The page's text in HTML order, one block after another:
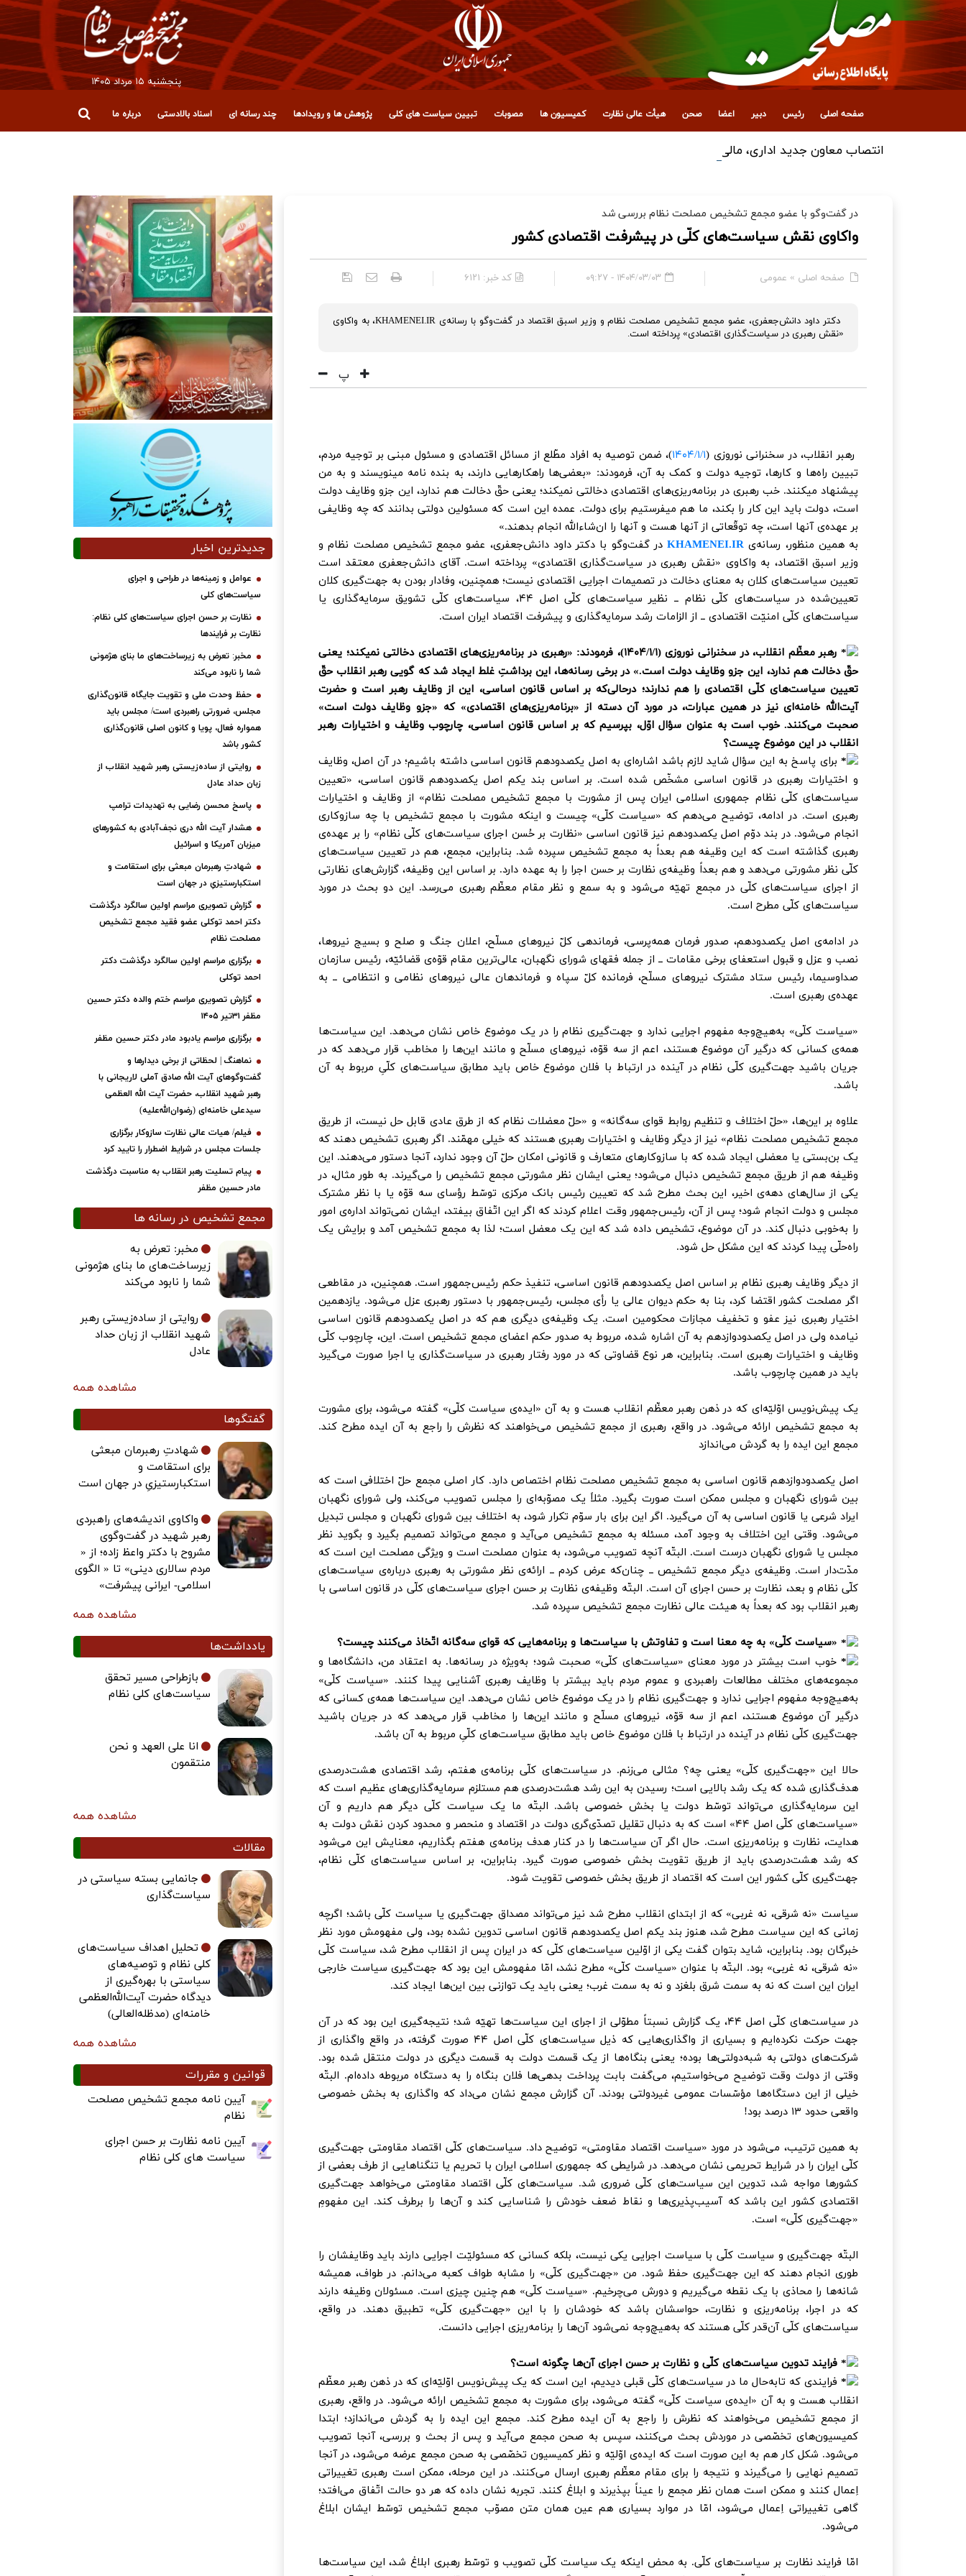
پنجشنبه ۱۵ مرداد ۱۴۰۵
صفحه اصلی رئیس دبیر اعضا صحن هیأت عالی نظارت کمیسیون ها مصوبات تبیین سیاست های کلی پژوهش ها و رویدادها چند رسانه ای اسناد بالادستی درباره ما
انتصاب معاون جدید اداری، مالی و پشتیبانی مجمع تشخیص مصلحت نظام
در گفت‌وگو با عضو مجمع تشخیص مصلحت نظام بررسی شد
واکاوی نقش سیاست‌های کلّی در پیشرفت اقتصادی کشور
صفحه اصلی » عمومی ۱۴۰۴/۰۳/۰۳ - ۰۹:۲۷ کد خبر: ۶۱۲۱
دکتر داود دانش‌جعفری، عضو مجمع تشخیص مصلحت نظام و وزیر اسبق اقتصاد در گفت‌وگو با رسانه‌ی KHAMENEI.IR، به واکاوی
«نقش رهبری در سیاست‌گذاری اقتصادی» پرداخته است.
پ
رهبر انقلاب، در سخنرانی نوروزی ( ۱۴۰۴/۱/۱
)، ضمن توصیه به افراد مطّلع از مسائل اقتصادی و مسئول مبنی بر توجیه مردم،
تبیین راه‌ها و کارها، توجیه دولت و کمک به آن، فرمودند: «بعضی‌ها راهکارهایی دارند، به بنده نامه مینویسند و به من
پیشنهاد میکنند. خب رهبری در برنامه‌ریزی‌های اقتصادی دخالتی نمیکند؛ یعنی حقّ دخالت هم ندارد، این جزو وظایف دولت
است، دولت باید این کار را بکند، ما هم میفرستیم برای دولت. عمده این است که مسئولین دولتی بدانند که چه وظایفی
بر عهده‌ی آنها است، چه توقّعاتی از آنها هست و آنها را ان‌شاءالله انجام بدهند.»
به همین منظور، رسانه‌ی KHAMENEI.IRدر گفت‌وگو با دکتر داود دانش‌جعفری، عضو مجمع تشخیص مصلحت نظام و
وزیر اسبق اقتصاد، به واکاوی «نقش رهبری در سیاست‌گذاری اقتصادی» پرداخته است. آقای دانش‌جعفری معتقد است
تعیین سیاست‌های کلان به معنای دخالت در تصمیمات اجرایی اقتصادی نیست؛ همچنین، وفادار بودن به جهت‌گیری کلان
تعیین‌شده در سیاست‌های کلّی نظام ــ نظیر سیاست‌های کلّی اصل ۴۴، سیاست‌های کلّی تشویق سرمایه‌گذاری یا
سیاست‌های کلّی امنیّت اقتصادی ــ از الزامات رشد سرمایه‌گذاری و پیشرفت اقتصاد ایران است.
رهبر معظّم انقلاب، در سخنرانی نوروزی ( ۱۴۰۴/۱/۱)، فرمودند: «رهبری در برنامه‌ریزی‌های اقتصادی دخالتی نمیکند؛ یعنی
حقّ دخالت هم ندارد، این جزو وظایف دولت است.» در برخی رسانه‌ها، این برداشتِ غلط ایجاد شد که گویی رهبر انقلاب حقّ
تعیین سیاست‌های کلّی اقتصادی را هم ندارند؛ در‌حالی‌که بر اساس قانون اساسی، این از وظایف رهبر است و حضرت
آیت‌الله خامنه‌ای نیز در همین عبارات، در مورد آن دسته از «برنامه‌ریزی‌های اقتصادی» که «جزو وظایف دولت است»
صحبت می‌کنند. خوب است به عنوان سؤال اوّل، بپرسیم که بر اساس قانون اساسی، چارچوب وظایف و اختیارات رهبر
انقلاب در این موضوع چیست؟
برای پاسخ به این سؤال شاید لازم باشد اشاره‌ای به اصل یکصدودهم قانون اساسی داشته باشیم؛ در آن اصل، وظایف
و اختیارات رهبری در قانون اساسی مشخّص شده است. بر اساس بند یکم اصل یکصدودهم قانون اساسی، «تعیین
سیاست‌های کلّی نظام جمهوری اسلامی ایران پس از مشورت با مجمع تشخیص مصلحت نظام» از وظایف و اختیارات
رهبری است. در ادامه، توضیح می‌دهم که «سیاست کلّی» چیست و اینکه مشورت با مجمع تشخیص با چه سازو‌کاری
انجام می‌شود. در بند دوّم اصل یکصدودهم نیز قانون اساسی «نظارت بر حُسن اجرای سیاست‌های کلّی نظام» را بر عهده‌ی
رهبری گذاشته است که این وظیفه هم بعداً به مجمع تشخیص سپرده شد. بنابراین، مجمع، هم در تعیین سیاست‌های
کلّی نظر مشورتی می‌دهد و هم بعداً وظیفه‌ی نظارت بر حسن اجرا را به عهده دارد. بر اساس این وظیفه، گزارش‌های نظارتی
از اجرای سیاست‌های کلّی در مجمع تهیّه می‌شود و به سمع و نظر مقام معظّم رهبری می‌رسد. این دو بحث در مورد
سیاست‌های کلّی مطرح است.
در ادامه‌ی اصل یکصدودهم، صدور فرمان همه‌پرسی، فرماندهی کلّ نیروهای مسلّح، اعلان جنگ و صلح و بسیج نیروها،
نصب و عزل و قبول استعفا‌ی برخی مقامات ــ از جمله فقهای شورای نگهبان، عالی‌ترین مقام قوّه‌ی قضائیّه، رئیس سازمان
صداوسیما، رئیس ستاد مشترک نیروهای مسلّح، فرمانده کلّ سپاه و فرماندهان عالی نیروهای نظامی و انتظامی ــ به
عهده‌ی رهبری است.
«سیاست کلّی» به‌هیچ‌وجه مفهوم اجرایی ندارد و جهت‌گیری نظام را در یک موضوع خاص نشان می‌دهد. این سیاست‌ها
همه‌ی کسانی که درگیر آن موضوع هستند، اعم از سه قوّه، نیروهای مسلّح و مانند این‌ها را مخاطب قرار می‌دهد که در
جریان باشید جهت‌گیری کلّی نظام در آینده در ارتباط با فلان موضوع خاص باید مطابق سیاست‌های کلّیِ مربوط به آن
باشد.
علاوه بر این‌ها، «حلّ اختلاف و تنظیم روابط قوای سه‌‌گانه» و «حلّ معضلات نظام که از طرق عادی قابل حل نیست، از طریق
مجمع تشخیص مصلحت نظام» نیز از دیگر وظایف و اختیارات رهبری هستند که خیلی مهمّند. اگر رهبری تشخیص دهند که
یک بن‌بستی یا معضلی ایجاد شده که با سازو‌کارهای متعارف و قانونی امکان حلّ آن وجود ندارد، آنجا دستور می‌دهند. این
وظیفه هم از طریق مجمع تشخیص دنبال می‌شود؛ یعنی ایشان نظر مشورتی مجمع تشخیص را می‌گیرند. به طور مثال، در
یکی از سال‌های دهه‌ی اخیر، این بحث مطرح شد که تعیین رئیس بانک مرکزی توسّط رؤسای سه قوّه یا با نظر مشترک
مجلس و دولت انجام شود؛ پس از آن، رئیس‌جمهور وقت اعلام کردند که اگر این اتّفاق بیفتد، ایشان نمی‌تواند اداره‌ی امور
را به‌خوبی دنبال کند. در آن موضوع، تشخیص داده شد که این یک معضل است؛ لذا به مجمع تشخیص آمد و برایش یک
راه‌حلّی پیدا کردند که این مشکل حل شود.
از دیگر وظایف رهبری نظام بر اساس اصل یکصدودهم قانون اساسی، تنفیذ حکم رئیس‌جمهور است. همچنین، در مقاطعی
اگر مصلحت کشور اقتضا کرد، بنا به حکم دیوان عالی یا رأی مجلس، رئیس‌جمهور با دستور رهبری عزل می‌شود. یازدهمین
اختیار رهبری نیز عفو و تخفیف مجازات محکومین است. یک وظیفه‌ی دیگری هم که در اصل یکصدودهم قانون اساسی
نیامده ولی در اصل یکصدودوازدهم به آن اشاره شده، مربوط به صدور حکم اعضای مجمع تشخیص است. این، چارچوب کلّی
وظایف و اختیارات رهبری است. بنابراین، هر نوع قضاوتی که در مورد رفتار رهبری در سیاست‌گذاری یا اجرا صورت می‌گیرد
باید در همین چارچوب باشد.
یک پیش‌نویس اوّلیّه‌ای که در ذهن رهبر معظّم انقلاب هست و به آن «ایده‌ی سیاست کلّی» گفته می‌شود، برای مشورت
به مجمع تشخیص ارائه می‌شود. در واقع، رهبری از مجمع تشخیص می‌خواهند که نظرش را راجع به آن ایده مطرح کند.
مجمع این ایده را به گردش می‌اندازد
اصل یکصدودوازدهم قانون اساسی به مجمع تشخیص مصلحت نظام اختصاص دارد. کار اصلی مجمع حلّ اختلافی است که
بین شورای نگهبان و مجلس ممکن است صورت بگیرد. مثلاً یک مصوّبه‌ای را مجلس تصویب می‌کند، ولی شورای نگهبان
ایراد شرعی یا قانون اساسی به آن می‌گیرد. اگر این برای بار سوّم تکرار شود، به اختلاف بین شورای نگهبان و مجلس تبدیل
می‌شود. وقتی این اختلاف به وجود آمد، مسئله به مجمع تشخیص می‌آید و مجمع می‌تواند تصمیم بگیرد و بگوید نظر
مجلس یا شورای نگهبان درست است. البتّه آنچه تصویب می‌شود، به عنوان مصلحت است و ویژگی‌ مصلحت این است که
مدّت‌دار است. وظیفه‌ی دیگر مجمع تشخیص ــ چنان‌که عرض کردم ــ ارائه‌ی نظر مشورتی به رهبری درباره‌ی سیاست‌های
کلّی نظام و بعد، نظارت بر حسن اجرای آن است. البتّه وظیفه‌ی نظارت بر حسن اجرای سیاست‌های کلّی در قانون اساسی با
رهبر انقلاب بود که بعداً به هیئت عالی نظارت مجمع تشخیص سپرده شد.
«سیاست کلّی» به چه معنا است و تفاوتش با سیاست‌ها و برنامه‌هایی که قوای سه‌گانه اتّخاذ می‌کنند چیست؟
خوب است بیشتر در مورد معنای «سیاست‌های کلّی» صحبت شود؛ به‌ویژه در رسانه‌ها. به اعتقاد من، دانشگاه‌ها و
مجموعه‌های مختلف مطالعات راهبردی و عموم مردم باید بیشتر با وظایف رهبری آشنایی پیدا کنند. «سیاست کلّی»
به‌هیچ‌وجه مفهوم اجرایی ندارد و جهت‌گیری نظام را در یک موضوع خاص نشان می‌دهد. این سیاست‌ها همه‌ی کسانی که
درگیر آن موضوع هستند، اعم از سه قوّه، نیروهای مسلّح و مانند این‌ها را مخاطب قرار می‌دهد که در جریان باشید
جهت‌گیری کلّی نظام در آینده در ارتباط با فلان موضوع خاص باید مطابق سیاست‌های کلّیِ مربوط به آن باشد.
حالا این «جهت‌گیری کلّی» یعنی چه؟ مثالی می‌زنم. در سیاست‌های کلّی برنامه‌ی هفتم، رشد اقتصادی هشت‌درصدی
هدف‌گذاری شده که یک رشد بالایی است؛ رسیدن به این رشد هشت‌درصدی هم مستلزم سرمایه‌گذاری‌های عظیم است که
این سرمایه‌گذاری می‌تواند توسّط دولت یا بخش خصوصی باشد. البتّه ما یک سیاست‌ کلّی دیگر هم داریم و آن
«سیاست‌های کلّی اصل ۴۴» است که به دنبال تقلیل تصدّی‌گری دولت در اقتصاد و منحصر و محدود کردن نقش دولت به
هدایت، نظارت و برنامه‌ریزی است. حال اگر آن سیاست‌ها را در کنار هدف برنامه‌ی هفتم بگذاریم، معنایش این می‌شود
که رشد هشت‌درصدی باید از طریق تقویت بخش خصوصی صورت گیرد. بنابراین، بر اساس سیاست‌های کلّی نظام،
جهت‌گیری کلّی کشور این است که اقتصاد از طریق بخش خصوصی تقویت شود.
سیاست «نه شرقی، نه غربی» که از ابتدای انقلاب مطرح شد نیز می‌تواند مصداق جهت‌گیری یا سیاست کلّی باشد؛ اگرچه
زمانی که این سیاست مطرح شد، هنوز بند یکم اصل یکصدودهم قانون اساسی تدوین نشده بود، ولی مفهومش مورد نظر
خبرگان بود. بنابراین، شاید بتوان گفت یکی از اوّلین سیاست‌های کلّی که در ایران پس از انقلاب مطرح شد، سیاست کلّی
«نه شرقی، نه غربی» بود. البتّه با عنوان «سیاست کلّی» مطرح نشد، امّا مفهومش این بود که جهت‌گیری سیاست خارجی
ایران این است که نه به سمت شرق بلغزد و نه به سمت غرب؛ یعنی باید یک توازنی بین این‌ها ایجاد ‌کند.
در سیاست‌های کلّی اصل ۴۴، یک گزارش نسبتاً مطوّلی از اجرای این سیاست‌ها تهیّه شد؛ نتیجه‌گیری این بود که در آن
جهت حرکت نکرده‌ایم و بسیاری از واگذاری‌هایی که ذیل سیاست‌های کلّی اصل ۴۴ صورت گرفته، در واقع واگذاری از
شرکت‌های دولتی به شبه‌دولتی‌ها بوده؛ یعنی بنگاه‌ها از یک قسمت دولت به قسمت دیگری در دولت منتقل شده بود.
وقتی از دولت وقت توضیح می‌خواستیم، می‌گفت بابت پرداخت بدهی‌ها فلان بنگاه را به دستگاه مربوطه داده‌ام. البتّه
خیلی از این دستگاه‌ها مؤسّسات عمومی غیر‌دولتی بودند. آن گزارش مجمع نشان می‌داد که واگذاری به بخش خصوصی
واقعی حدود ۱۳ درصد بود!
به همین ترتیب، می‌شود در مورد «سیاست اقتصاد مقاومتی» توضیح داد. سیاست‌های کلّی اقتصاد مقاومتی جهت‌گیری
کلّی ایران را در شرایط تحریمی نشان می‌دهد. در شرایطی که جمهوری اسلامی ایران با تحریم یا تنگناهایی از طرف بعضی از
کشورها مواجه شد، تدوین این سیاست‌های کلّی ضروری شد. سیاست‌های کلّی اقتصاد مقاومتی می‌خواهد جهت‌گیری
اقتصادی کشور این باشد که آسیب‌پذیری‌ها و نقاط ضعف خودش را شناسایی کند و آن‌ها را برطرف کند. این مفهومِ
«جهت‌گیری کلّی» است.
البتّه جهت‌گیری و سیاست‌ کلّی با سیاست‌ اجرایی یکی نیست، بلکه کسانی که مسئولیّت اجرایی دارند باید وظایفشان را
طوری انجام دهند که این جهت‌گیری حفظ شود. من «جهت‌گیری کلّی» را مشابه طواف کعبه می‌دانم. در طواف، همیشه
شانه‌ها را محاذی با یک نقطه می‌گیریم و دورش می‌چرخیم. «سیاست کلّی» هم چنین چیزی است. مسئولان وظیفه دارند
که در اجرا، برنامه‌ریزی و نظارت، حواسشان باشد که خودشان را با این «جهت‌گیری کلّی» تطبیق دهند. در واقع،
سیاست‌های کلّی آن‌قدر کلّی هستند که به‌هیچ‌وجه نمی‌شود آن‌ها را برنامه‌ریزی اجرایی دانست.
فرایند تدوین سیاست‌های کلّی و نظارت بر حسن اجرای آن‌ها چگونه است؟
فرایندی که تابه‌حال ما در سیاست‌های کلّی قبلی دیدیم، این است که یک پیش‌نویس اوّلیّه‌ای که در ذهن رهبر معظّم
انقلاب هست و به آن «ایده‌ی سیاست کلّی» گفته می‌شود، برای مشورت به مجمع تشخیص ارائه می‌شود. در واقع، رهبری
از مجمع تشخیص می‌خواهند که نظرش را راجع به آن ایده مطرح کند. مجمع این ایده را به گردش می‌اندازد؛ ابتدا
کمیسیون‌های تخصّصی در موردش بحث می‌کنند، سپس به صحن مجمع می‌آید و پس از بحث و بررسی، آنجا تصویب
می‌شود. شکل کار هم به این صورت است که ایده‌ی اوّلیّه و نظر کمیسیون تخصّصی به صحن مجمع عرضه می‌شود، در آنجا
تصمیم نهایی را می‌گیرند و نتیجه را برای مقام معظّم رهبری ارسال می‌کنند. در این مرحله، ممکن است رهبری تغییراتی
اِعمال کنند و ممکن است همان نظر مجمع را عیناً بپذیرند و ابلاغ کنند. تجربه نشان داده که هر دو حالت اتّفاق می‌افتد؛
گاهی تغییراتی اِعمال می‌شود، امّا در موارد بسیاری هم عین همان متن مصوّب مجمع تشخیص توسّط ایشان ابلاغ
می‌شود.
امّا فرایند نظارت بر سیاست‌های کلّی. به محض اینکه یک سیاست کلّی تصویب و توسّط رهبری ابلاغ شد، این سیاست‌ها
جدیدترین اخبار
عوامل و زمینه‌ها در طراحی و اجرای
سیاست‌های کلی
نظارت بر حسن اجرای سیاست‌های کلی نظام:
نظارت بر فرایندها
مخبر: تعرض به زیرساخت‌های ما بنای هژمونی
شما را نابود می‌کند
حفظ وحدت ملی و تقویت جایگاه قانون‌گذاری
مجلس، ضرورتی راهبردی است/ مجلس باید
همواره فعال، پویا و کانون اصلی قانون‌گذاری
کشور باشد
روایتی از ساده‌زیستی رهبر شهید انقلاب از
زبان حداد عادل
پاسخ محسن رضایی به تهدیدات ترامپ
هشدار آیت الله دری نجف‌آبادی به کشورهای
میزبان آمریکا و اسرائیل
شهادتِ رهبرمان مبعثی برای استقامت و
استکبارستیزیِ در جهان است
گزارش تصویری مراسم اولین سالگرد درگذشت
دکتر احمد توکلی عضو فقید مجمع تشخیص
مصلحت نظام
برگزاری مراسم اولین سالگرد درگذشت دکتر
احمد توکلی
گزارش تصویری مراسم ختم والده دکتر حسین
مظفر ۳۱تیر ۱۴۰۵
برگزاری مراسم یادبود مادر دکتر حسین مظفر
نماهنگ | لحظاتی از برخی دیدارها و
گفت‌وگوهای آیت ‌الله صادق آملی لاریجانی با
رهبر شهید انقلاب، حضرت آیت‌ الله العظمی
سیدعلی خامنه‌ای (رضوان‌الله‌علیه)
فیلم/ هیات عالی نظارت سازوکار برگزاری
جلسات مجلس در شرایط اضطرار را تایید کرد
پیام تسلیت رهبر انقلاب به مناسبت درگذشت
مادر حسین مظفر
مجمع تشخیص در رسانه ها
مخبر: تعرض به
زیرساخت‌های ما بنای هژمونی
شما را نابود می‌کند
روایتی از ساده‌زیستی رهبر
شهید انقلاب از زبان حداد
عادل
مشاهده همه
گفتگوها
شهادتِ رهبرمان مبعثی
برای استقامت و
استکبارستیزیِ در جهان است
واکاوی اندیشه‌های راهبردی
رهبر شهید در گفت‌وگوی
مشروح با دکتر واعظ زاده؛ از «
مردم سالاری دینی» تا « الگوی
اسلامی- ایرانی پیشرفت»
مشاهده همه
یادداشت‌ها
بازطراحی مسیر تحقق
سیاست‌های کلی نظام
انا علی العهد و نحن
منتقمون
مشاهده همه
مقالات
جانمایی بسته سیاستی در
سیاست‌گذاری
تحلیل اهداف سیاست‌های
کلی نظام و توصیه‌های
سیاستی با بهره‌گیری از
دیدگاه حضرت آیت‌الله‌العظمی
خامنه‌ای (مدظله‌العالی)
مشاهده همه
قوانین و مقررات
آیین نامه مجمع تشخیص مصلحت
نظام
آیین نامه نظارت بر حسن اجرای
سیاست های کلی نظام